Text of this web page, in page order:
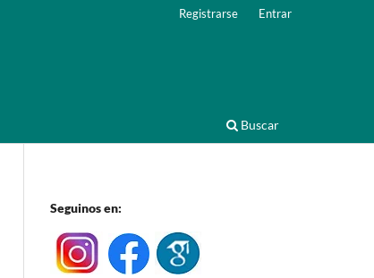
Buscar
Registrarse Entrar
Seguinos en: